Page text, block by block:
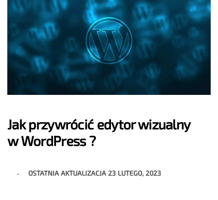
Jak przywrócić edytor wizualny
w WordPress ?
OSTATNIA AKTUALIZACJA 23 LUTEGO, 2023